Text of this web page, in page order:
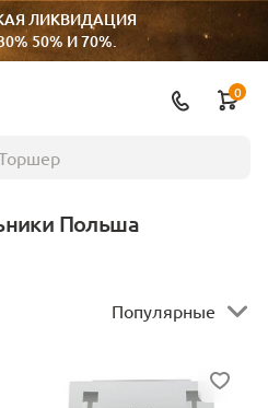
ЛИКВИДАЦИЯ
50% И 70%.
0
Польша
Популярные